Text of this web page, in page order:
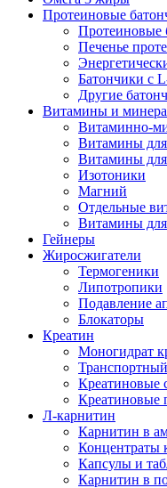
Протеиновые
Протеиновые
Печенье
Батончики с
Другие
Витамины и
Витаминно-
Витамины
Витамины
Изотоники
Магний
Отдельные
Витамины
Гейнеры
Жиросжигатели
Термогеники
Липотропики
Подавление
Блокаторы
Креатин
Моногидрат
Креатиновые
Креатиновые
Л-карнитин
Карнитин в
Концентраты
Капсулы и
Карнитин в